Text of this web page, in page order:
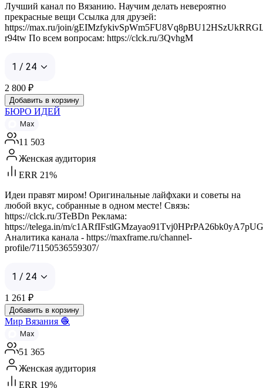
Лучший канал по Вязанию. Научим делать невероятно
прекрасные вещи Ссылка для друзей:
https://max.ru/join/
r94tw По всем вопросам: https://clck.ru/3QvhgM
1 / 24
2 800 ₽
Добавить в корзину
БЮРО ИДЕЙ
Max
11 503
Женская аудитория
ERR 21%
Идеи правят миром! Оригинальные лайфхаки и советы на
любой вкус, собранные в одном месте! Связь:
https://clck.ru/3TeBDn Реклама:
https://telega.in/m/
Аналитика канала - https://maxframe.ru/channel-
profile/71150536559307/
1 / 24
1 261 ₽
Добавить в корзину
Мир Вязания 🧶
Max
51 365
Женская аудитория
ERR 19%